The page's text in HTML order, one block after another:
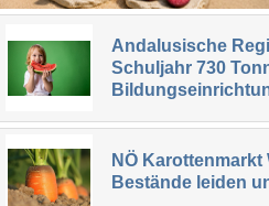
Andalusische
Schuljahr 730
NÖ Karottenmarkt
Bestände leiden